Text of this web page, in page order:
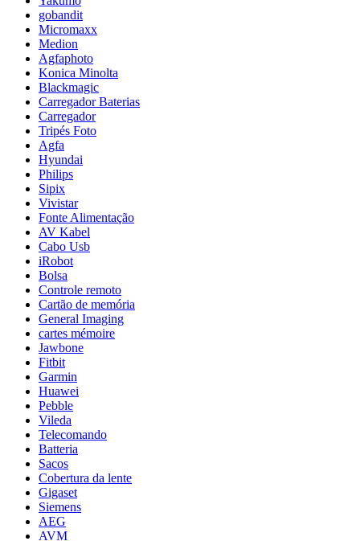
gobandit
Micromaxx
Medion
Agfaphoto
Konica Minolta
Blackmagic
Carregador Baterias
Carregador
Tripés Foto
Agfa
Hyundai
Philips
Sipix
Vivistar
Fonte Alimentação
AV Kabel
Cabo Usb
iRobot
Bolsa
Controle remoto
Cartão de memória
General Imaging
cartes mémoire
Jawbone
Fitbit
Garmin
Huawei
Pebble
Vileda
Telecomando
Batteria
Sacos
Cobertura da lente
Gigaset
Siemens
AEG
AVM